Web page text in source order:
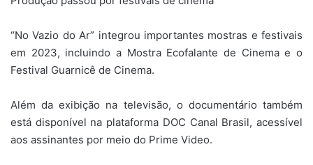
“No Vazio do Ar” integrou importantes mostras e festivais
em 2023, incluindo a Mostra Ecofalante de Cinema e o
Festival Guarnicê de Cinema.
Além da exibição na televisão, o documentário também
está disponível na plataforma DOC Canal Brasil, acessível
aos assinantes por meio do Prime Video.